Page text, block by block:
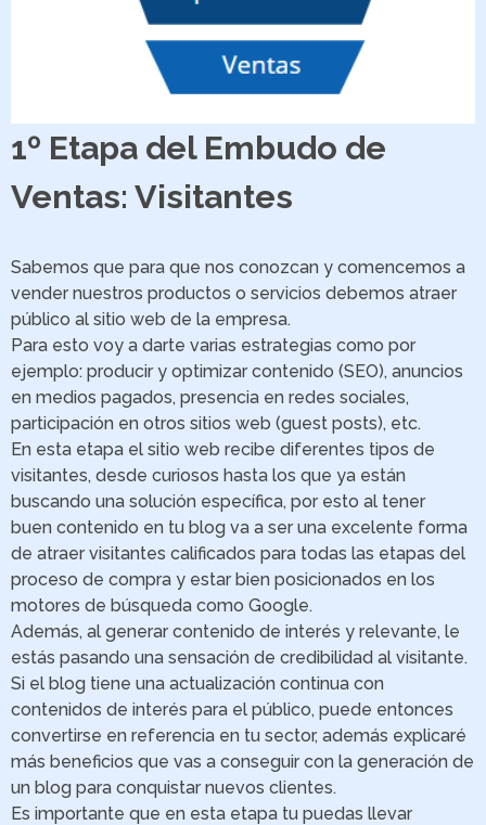
1º Etapa del Embudo de
Ventas: Visitantes
Sabemos que para que nos conozcan y comencemos a
vender nuestros productos o servicios debemos atraer
público al sitio web de la empresa.
Para esto voy a darte varias estrategias como por
ejemplo: producir y optimizar contenido (SEO), anuncios
en medios pagados, presencia en redes sociales,
participación en otros sitios web (guest posts), etc.
En esta etapa el sitio web recibe diferentes tipos de
visitantes, desde curiosos hasta los que ya están
buscando una solución específica, por esto al tener
buen contenido en tu blog va a ser una excelente forma
de atraer visitantes calificados para todas las etapas del
proceso de compra y estar bien posicionados en los
motores de búsqueda como Google.
Además, al generar contenido de interés y relevante, le
estás pasando una sensación de credibilidad al visitante.
Si el blog tiene una actualización continua con
contenidos de interés para el público, puede entonces
convertirse en referencia en tu sector, además explicaré
más beneficios que vas a conseguir con la generación de
un blog para conquistar nuevos clientes.
Es importante que en esta etapa tu puedas llevar